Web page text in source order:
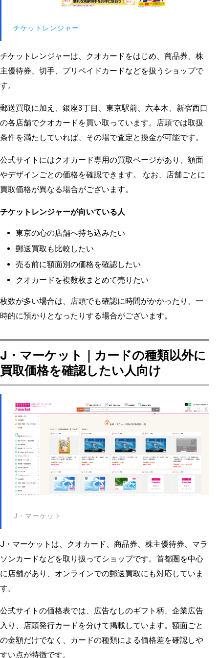
チケットレンジャー
チケットレンジャーは、クオカードをはじめ、商品券、株
主優待券、切手、プリペイドカードなどを扱うショップで
す。
郵送買取に加え、銀座3丁目、東京駅前、六本木、新宿西口
の各店舗でクオカードを買い取っています。店頭では取扱
条件を満たしていれば、その場で査定と換金が可能です。
公式サイトにはクオカード専用の買取ページがあり、額面
やデザインごとの価格を確認できます。 なお、店舗ごとに
買取価格が異なる場合がございます。
チケットレンジャーが向いている人
東京の心の店舗へ持ち込みたい
郵送買取も比較したい
売る前に額面別の価格を確認したい
クオカードを複数枚まとめて売りたい
枚数が多い場合は、店頭でも確認に時間がかかったり、一
時的に預かりとなったりする場合がございます。
J・マーケット｜カードの種類以外に
買取価格を確認したい人向け
J・マーケット
J・マーケットは、クオカード、商品券、株主優待券、マラ
ソンカードなどを取り扱ってショップです。首都圏を中心
に店舗があり、オンラインでの郵送買取にも対応していま
す。
公式サイトの価格表では、広告なしのギフト柄、企業広告
入り、店頭発行カードを分けて掲載しています。額面ごと
の金額だけでなく、カードの種類による価格差を確認しや
すい点が特徴です。